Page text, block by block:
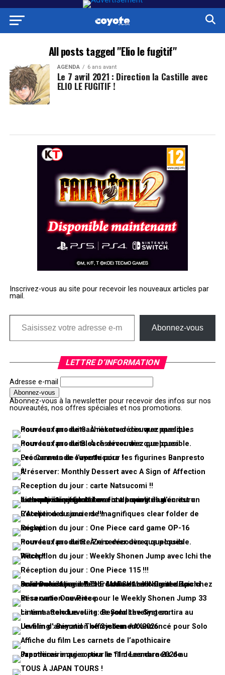
All posts tagged "Elio le fugitif"
AGENDA 6 ans avant
Le 7 avril 2021 : Direction la Castille avec
ELIO LE FUGITIF !
Inscrivez-vous au site pour recevoir les nouveaux articles par
mail.
Saisissez votre adresse e-mail…
Abonnez-vous
LETTRE D’INFORMATION
Adresse e-mail
Abonnez-vous à la newsletter pour recevoir des infos sur nos
nouveautés, nos offres spéciales et nos promotions.